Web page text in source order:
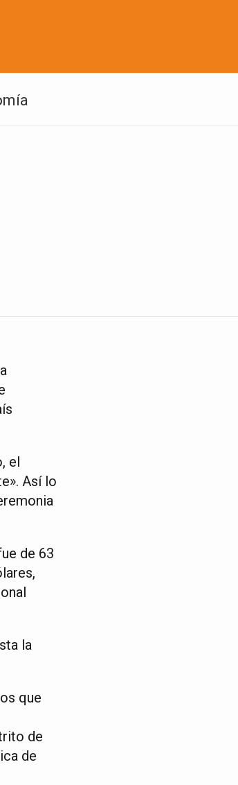
el
Así lo
de 63
la
que
de
de